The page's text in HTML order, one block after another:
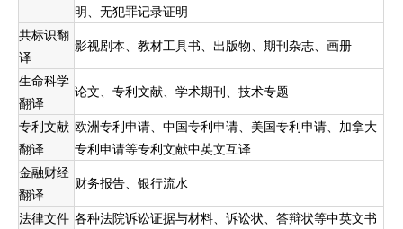
明、无犯罪记录证明
共标识翻
译
影视剧本、教材工具书、出版物、期刊杂志、画册
生命科学
翻译
论文、专利文献、学术期刊、技术专题
专利文献
翻译
欧洲专利申请、中国专利申请、美国专利申请、加拿大
专利申请等专利文献中英文互译
金融财经
翻译
财务报告、银行流水
法律文件 各种法院诉讼证据与材料、诉讼状、答辩状等中英文书